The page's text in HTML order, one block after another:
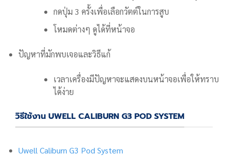
กดปุ่ม 3 ครั้งเพื่อเลือกวัตต์ในการสูบ
โหมดต่างๆ ดูได้ที่หน้าจอ
ปัญหาที่มักพบเจอและวิธีแก้
เวลาเครื่องมีปัญหาจะแสดงบนหน้าจอเพื่อให้ทราบ
ได้ง่าย
วิธีใช้งาน UWELL CALIBURN G3 POD SYSTEM
Uwell Caliburn G3 Pod System